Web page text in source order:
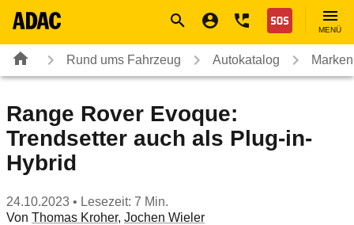
Nothilfe
MENÜ
Rund ums Fahrzeug Autokatalog
Range Rover Evoque:
Trendsetter auch als Plug-in-
Hybrid
24.10.2023 • Lesezeit: 7 Min.
Von Thomas Kroher, Jochen Wieler